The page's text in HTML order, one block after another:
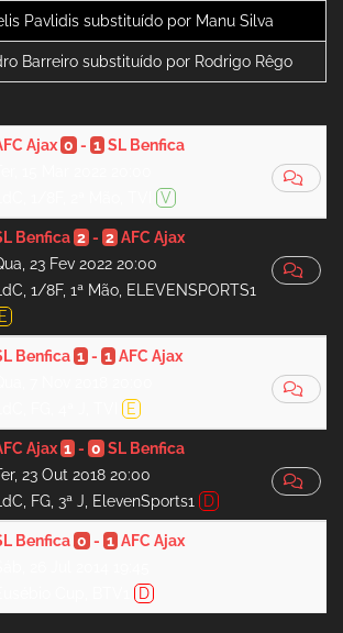
Ajax 0 - 1 SL Benfica
V
Benfica 2- 2 AFC Ajax
23 Fev 2022 20:00
LdC, 1/8F, 1ª Mão, ELEVENSPORTS1
E
Benfica 1- 1 AFC Ajax
E
Ajax 1- 0 SL Benfica
23 Out 2018 20:00
LdC, FG, 3ª J, ElevenSports1
D
Benfica 0 - 1 AFC Ajax
D